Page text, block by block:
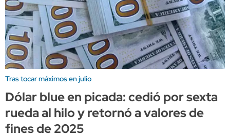
Tras tocar máximos en julio
Dólar blue en picada: cedió por sexta
rueda al hilo y retornó a valores de
fines de 2025